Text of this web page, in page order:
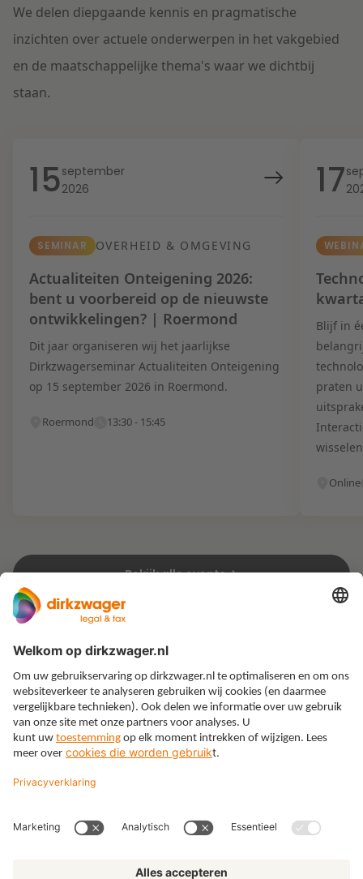
We delen diepgaande kennis en pragmatische
inzichten over actuele onderwerpen in het vakgebied
en de maatschappelijke thema's waar we dichtbij
staan.
15september
2026
SEMINAR OVERHEID & OMGEVING
Actualiteiten Onteigening 2026:
bent u voorbereid op de nieuwste
ontwikkelingen? | Roermond
Dit jaar organiseren wij het jaarlijkse
Dirkzwagerseminar Actualiteiten Onteigening
op 15 september 2026 in Roermond.
Roermond 13:30 - 15:45
17
Blijf in
praten
Online
Bekijk alle events
Expertises
Thema’s